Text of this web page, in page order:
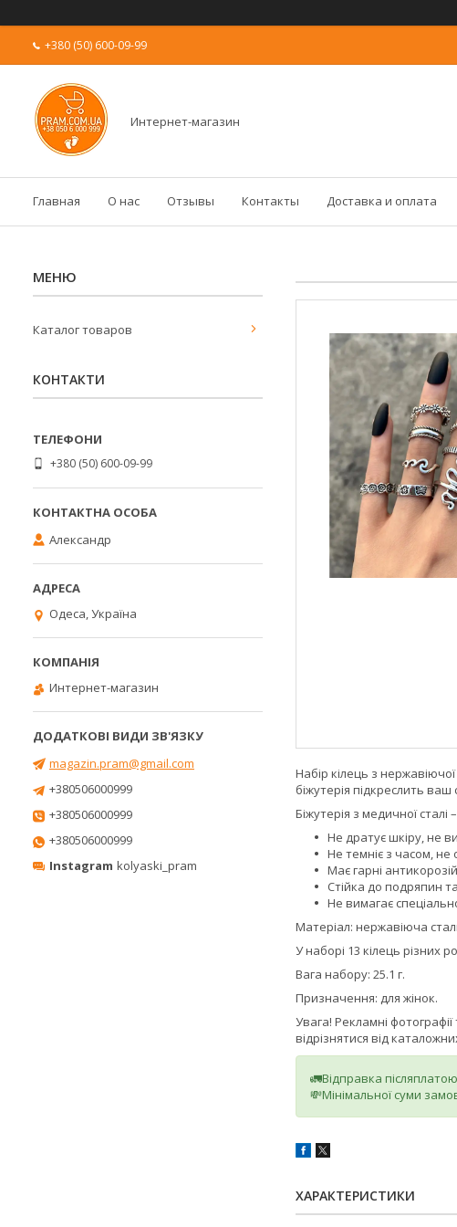
+380 (50) 600-09-99
Интернет-магазин
Главная О нас Отзывы Контакты Доставка и оплата
Набір кілець з
біжутерія підкреслить ваш
Біжутерія з медичної
Не дратує шкіру, не
Не темніє з часом, не
Має гарні
Стійка до подряпин
Не вимагає
Матеріал: нержавіюча
У наборі 13 кілець різних
Вага набору: 25.1 г.
Призначення: для жінок.
Увага! Рекламні
відрізнятися від
🚛Відправка
💸Мінімальної суми
ХАРАКТЕРИСТИКИ
Каталог товаров
КОНТАКТИ
+380 (50) 600-09-99
Александр
Одеса, Україна
Интернет-магазин
magazin.pram@gmail.com
+380506000999
+380506000999
+380506000999
Instagram kolyaski_pram